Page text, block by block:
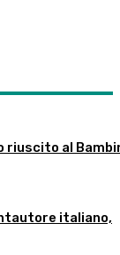
riuscito al
italiano,